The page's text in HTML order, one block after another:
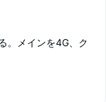
。メインを4G、ク